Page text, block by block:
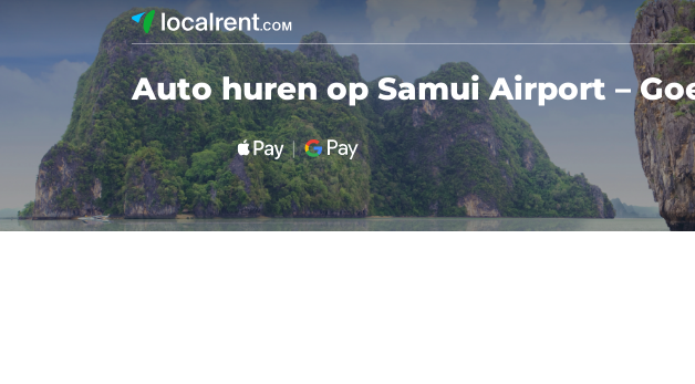
Auto huren op Samui Airport –